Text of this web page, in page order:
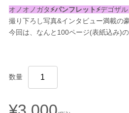
オノオノガタ⚡️パンフレット⚡️デゴザル
撮り下ろし写真&インタビュー満載の
今回は、なんと100ページ(表紙込み)の
数量